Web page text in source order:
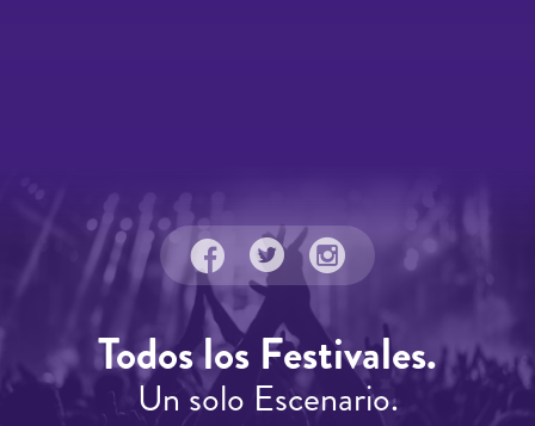
Todos los Festivales.
Un solo Escenario.